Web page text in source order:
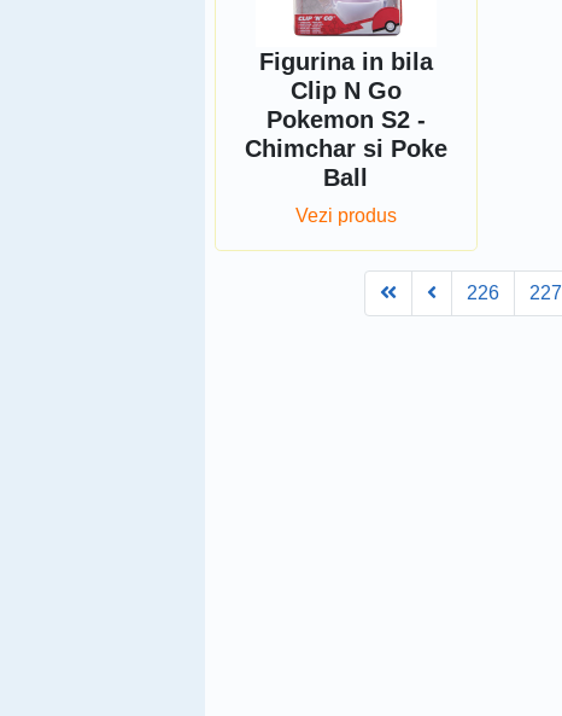
Figurina in bila
Clip N Go
Pokemon S2 -
Chimchar si Poke
Ball
Vezi produs
FirstPrev226 227